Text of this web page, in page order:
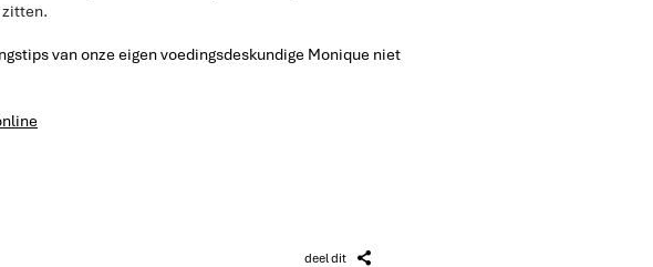
van onze eigen voedingsdeskundige Monique niet
deel dit Z